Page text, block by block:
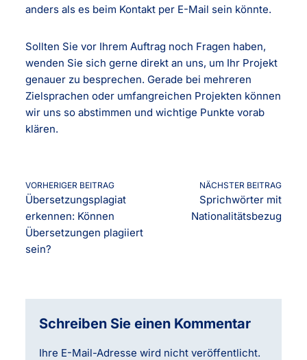
anders als es beim Kontakt per E-Mail sein könnte.
Sollten Sie vor Ihrem Auftrag noch Fragen haben,
wenden Sie sich gerne direkt an uns, um Ihr Projekt
genauer zu besprechen. Gerade bei mehreren
Zielsprachen oder umfangreichen Projekten können
wir uns so abstimmen und wichtige Punkte vorab
klären.
VORHERIGER BEITRAG
Übersetzungsplagiat
erkennen: Können
Übersetzungen plagiiert
sein?
NÄCHSTER BEITRAG
Sprichwörter mit
Nationalitätsbezug
Schreiben Sie einen Kommentar
Ihre E-Mail-Adresse wird nicht veröffentlicht.